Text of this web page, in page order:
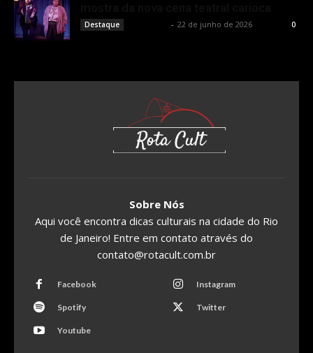
Destaque - 22 de junho de 2026 0
Sobre Nós
Aqui você encontra dicas culturais na cidade do Rio
de Janeiro! Entre em contato através do
contato@rotacult.com.br
Facebook Instagram
Spotify Twitter
Youtube